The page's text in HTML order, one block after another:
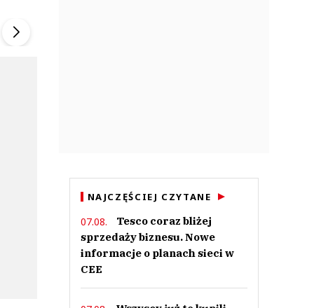
NAJCZĘŚCIEJ CZYTANE
07.08.
Tesco coraz bliżej
sprzedaży biznesu. Nowe
informacje o planach sieci w
CEE